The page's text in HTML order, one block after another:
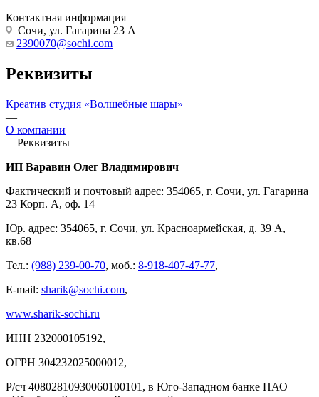
Контактная информация
Сочи, ул. Гагарина 23 А
2390070@sochi.com
Реквизиты
Креатив студия «Волшебные шары»
—
О компании
—Реквизиты
ИП Варавин Олег Владимирович
Фактический и почтовый адрес: 354065, г. Сочи, ул. Гагарина
23 Корп. А, оф. 14
Юр. адрес: 354065, г. Сочи, ул. Красноармейская, д. 39 А,
кв.68
Тел.: (988) 239-00-70, моб.: 8-918-407-47-77,
E-mail: sharik@sochi.com,
www.sharik-sochi.ru
ИНН 232000105192,
ОГРН 304232025000012,
Р/сч 40802810930060100101, в Юго-Западном банке ПАО